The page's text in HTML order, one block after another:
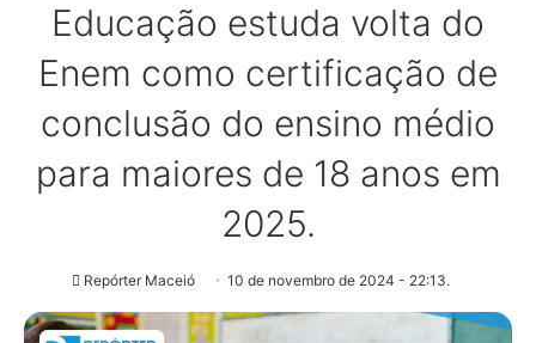
Educação estuda volta do
Enem como certificação de
conclusão do ensino médio
para maiores de 18 anos em
2025.
Repórter Maceió 10 de novembro de 2024 - 22:13.